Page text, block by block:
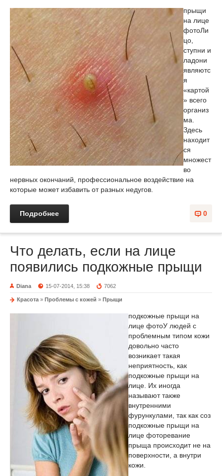
прыщи
на лице
фотоЛи
цо,
ступни и
ладони
являютс
я
«картой
» всего
организ
ма.
Здесь
находит
ся
множест
во
нервных окончаний, профессиональное воздействие на
которые может избавить от разных недугов.
0
Подробнее
Что делать, если на лице
появились подкожные прыщи
Diana 15-07-2014, 15:38 7062
Красота » Проблемы с кожей » Прыщи
подкожные прыщи на
лице фотоУ людей с
проблемным типом кожи
довольно часто
возникает такая
неприятность, как
подкожные прыщи на
лице. Их иногда
называют также
внутренними
фурункулами, так как соз
подкожные прыщи на
лице фоторевание
прыща происходит не на
поверхности, а внутри
кожи.